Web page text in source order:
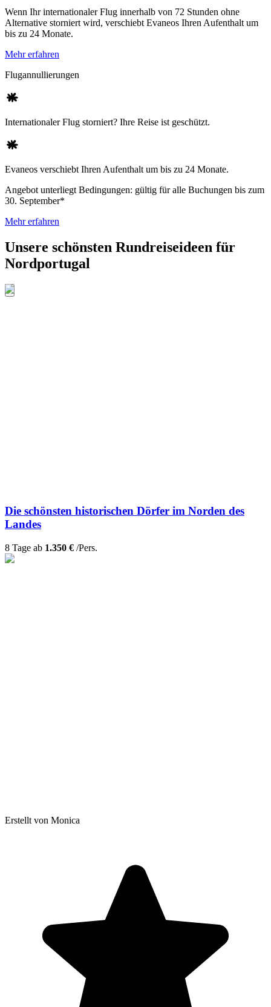
Wenn Ihr internationaler Flug innerhalb von 72 Stunden ohne
Alternative storniert wird, verschiebt Evaneos Ihren Aufenthalt um
bis zu 24 Monate.
Mehr erfahren
Flugannullierungen
Internationaler Flug storniert? Ihre Reise ist geschützt.
Evaneos verschiebt Ihren Aufenthalt um bis zu 24 Monate.
Angebot unterliegt Bedingungen: gültig für alle Buchungen bis zum
30. September*
Mehr erfahren
Unsere schönsten Rundreiseideen für
Nordportugal
Die schönsten historischen Dörfer im Norden des
Landes
8 Tage ab 1.350 € /Pers.
Erstellt von Monica